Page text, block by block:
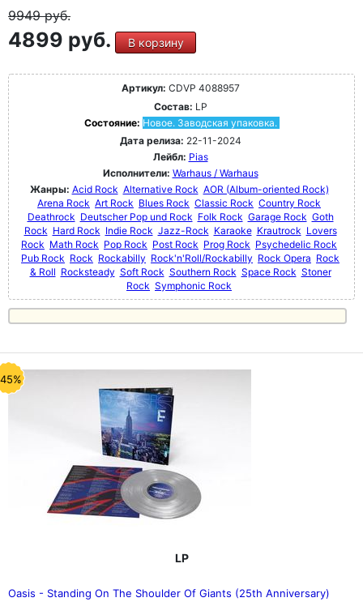
9949руб.
4899 руб. В корзину
Артикул: CDVP 4088957
Состав: LP
Состояние: Новое. Заводская упаковка.
Дата релиза: 22-11-2024
Лейбл: Pias
Исполнители: Warhaus / Warhaus
Жанры: Acid Rock Alternative Rock AOR (Album-oriented Rock)
Arena Rock Art Rock Blues Rock Classic Rock Country Rock
Deathrock Deutscher Pop und Rock Folk Rock Garage Rock Goth
Rock Hard Rock Indie Rock Jazz-Rock Karaoke Krautrock Lovers
Rock Math Rock Pop Rock Post Rock Prog Rock Psychedelic Rock
Pub Rock Rock Rockabilly Rock'n'Roll/Rockabilly Rock Opera Rock
& Roll Rocksteady Soft Rock Southern Rock Space Rock Stoner
Rock Symphonic Rock
LP
Oasis - Standing On The Shoulder Of Giants (25th Anniversary)